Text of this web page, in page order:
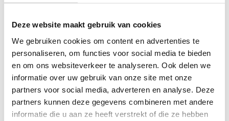
Deze website maakt gebruik van cookies
We gebruiken cookies om content en advertenties te
personaliseren, om functies voor social media te bieden
en om ons websiteverkeer te analyseren. Ook delen we
informatie over uw gebruik van onze site met onze
partners voor social media, adverteren en analyse. Deze
partners kunnen deze gegevens combineren met andere
informatie die u aan ze heeft verstrekt of die ze hebben
Chat
Offerte aanvragen Vraag een speciale prijs op bij ons, wij
kijken naar de mogelijkheden.